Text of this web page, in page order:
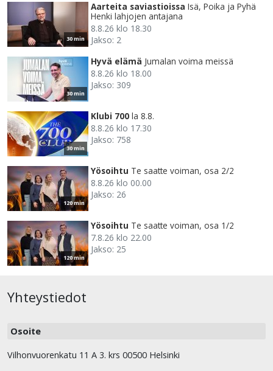
30 min
Aarteita saviastioissa Isä, Poika ja Pyhä
Henki lahjojen antajana
8.8.26 klo 18.30
Jakso: 2
30 min
Hyvä elämä Jumalan voima meissä
8.8.26 klo 18.00
Jakso: 309
30 min
Klubi 700 la 8.8.
8.8.26 klo 17.30
Jakso: 758
120 min
Yösoihtu Te saatte voiman, osa 2/2
8.8.26 klo 00.00
Jakso: 26
120 min
Yösoihtu Te saatte voiman, osa 1/2
7.8.26 klo 22.00
Jakso: 25
Yhteystiedot
Osoite
Vilhonvuorenkatu 11 A 3. krs 00500 Helsinki